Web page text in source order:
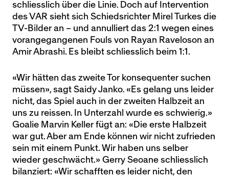
schliesslich über die Linie. Doch auf Intervention
des VAR sieht sich Schiedsrichter Mirel Turkes die
TV-Bilder an – und annulliert das 2:1 wegen eines
vorangegangenen Fouls von Rayan Raveloson an
Amir Abrashi. Es bleibt schliesslich beim 1:1.
«Wir hätten das zweite Tor konsequenter suchen
müssen», sagt Saidy Janko. «Es gelang uns leider
nicht, das Spiel auch in der zweiten Halbzeit an
uns zu reissen. In Unterzahl wurde es schwierig.»
Goalie Marvin Keller fügt an: «Die erste Halbzeit
war gut. Aber am Ende können wir nicht zufrieden
sein mit einem Punkt. Wir haben uns selber
wieder geschwächt.» Gerry Seoane schliesslich
bilanziert: «Wir schafften es leider nicht, den